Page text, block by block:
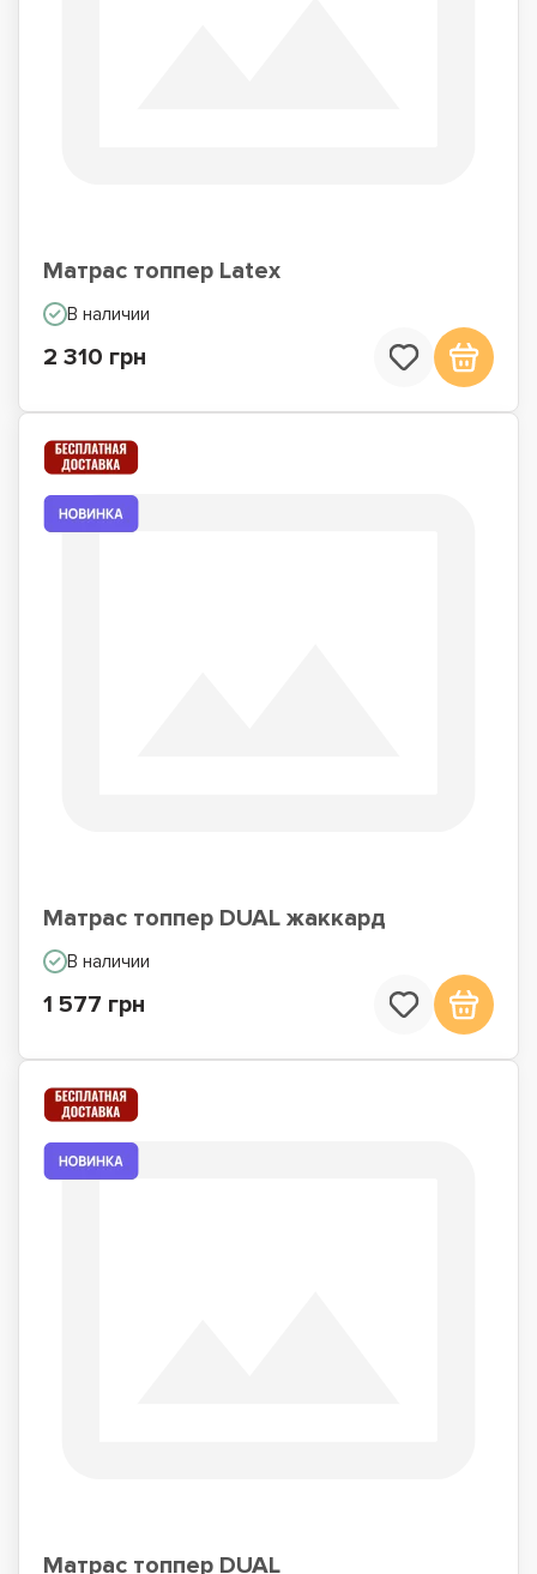
Матрас топпер Latex
В наличии
2 310 грн
Матрас топпер DUAL жаккард
В наличии
1 577 грн
Матрас топпер DUAL